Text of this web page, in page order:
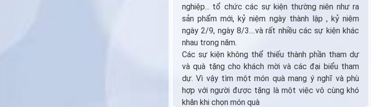
nghiệp... tổ chức các sự kiện thường niên như ra
sản phẩm mới, kỷ niệm ngày thành lập , kỷ niệm
ngày 2/9, ngày 8/3....và rất nhiều các sự kiện khác
nhau trong năm.
Các sự kiện không thể thiếu thành phần tham dự
và quà tặng cho khách mời và các đại biểu tham
dự. Vì vậy tìm một món quà mang ý nghĩ và phù
hợp với người được tặng là một việc vô cùng khó
khăn khi chọn món quà